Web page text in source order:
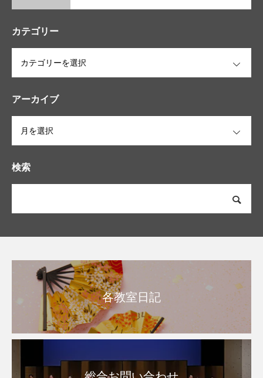
カテゴリー
アーカイブ
検索
各教室日記